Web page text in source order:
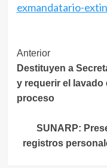
exmandatario-
Navegación
de
entradas
Anterior
Destituyen a
y requerir el lavado
proceso
SUNARP:
registros